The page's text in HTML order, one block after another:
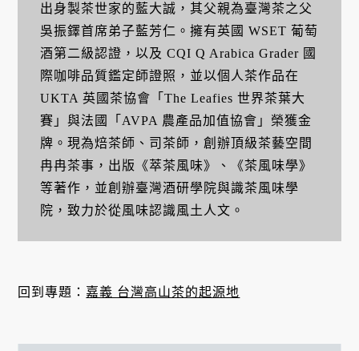
出身製茶世家的藍大誠，其父親為臺灣茶之父
吳振鐸首席弟子藍芳仁。擁有英國 WSET 葡萄
酒第二級認證，以及 CQI Q Arabica Grader 國
際咖啡品質鑑定師證照，並以個人茶作品在
UKTA 英國茶協會「The Leafies 世界茶葉大
賽」與法國「AVPA 農產品加值協會」榮獲金
牌。現為焙茶師、司茶師，創辦頂級茶藝空間
冉冉茶事，出版《萃茶風味》、《茶風味學》
等著作，並創辦臺灣酒研學院與識茶風味學
院，致力於從風味認識風土人文。
回到專題： 嘉義 台灣高山茶的起源地